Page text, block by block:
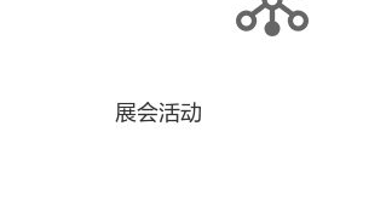
展会活动